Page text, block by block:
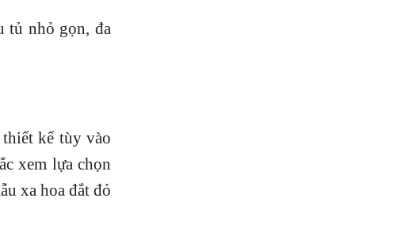
tủ nhỏ gọn, đa
kế tùy vào
xem lựa chọn
xa hoa đắt đỏ